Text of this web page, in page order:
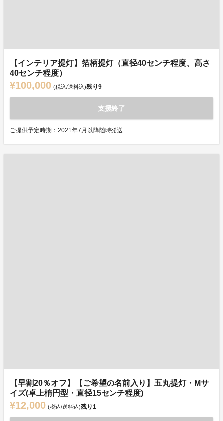
【インテリア提灯】箔柄提灯（直径40センチ程度、高さ
40センチ程度）
¥100,000 (税込/送料込)残り9
支援終了
ご提供予定時期：2021年7月以降随時発送
【早割20％オフ】【ご希望の名前入り】五丸提灯・Mサ
イズ(卓上楕円型・直径15センチ程度)
¥12,000 (税込/送料込)残り1